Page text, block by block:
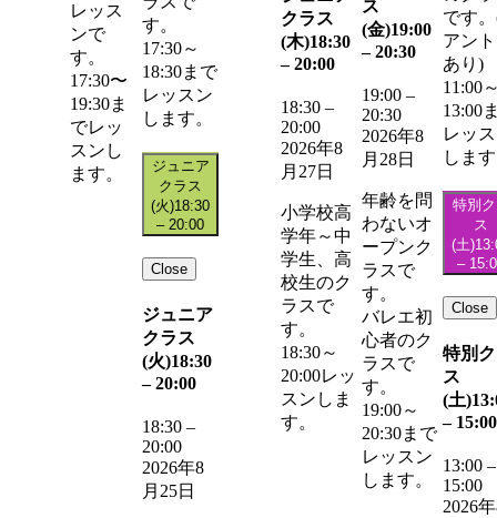
レッス
ンで
す。
17:30〜
19:30ま
でレッ
スンし
ます。
す。
17:30～
18:30まで
レッスン
します。
ジュニア
クラス
(火)18:30
– 20:00
Close
ジュニア
クラス
(火)18:30
– 20:00
18:30 –
20:00
2026年8
月25日
クラス
(木)18:30
– 20:00
18:30 –
20:00
2026年8
月27日
小学校高
学年～中
学生、高
校生のク
ラスで
す。
18:30～
20:00レッ
スンしま
す。
ス
(金)19:00
– 20:30
19:00 –
20:30
2026年8
月28日
年齢を問
わないオ
ープンク
ラスで
す。
バレエ初
心者のク
ラスで
す。
19:00～
20:30まで
レッスン
します。
です
アン
あり)
11:00
13:00
レッ
しま
特別
ス
(土)
–
Close
特別
ス
(土)
– 15:00
13:00 –
15:00
2026